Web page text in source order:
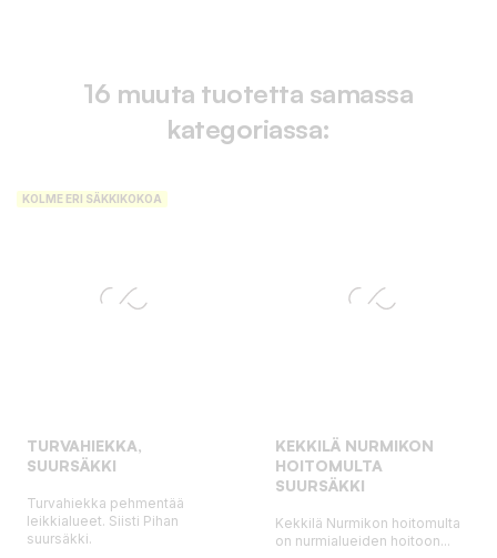
16 muuta tuotetta samassa
kategoriassa:
KOLME ERI SÄKKIKOKOA
TURVAHIEKKA,
SUURSÄKKI
Turvahiekka pehmentää
leikkialueet. Siisti Pihan
suursäkki.
KEKKILÄ NURMIKON
HOITOMULTA
SUURSÄKKI
Kekkilä Nurmikon hoitomulta
on nurmialueiden hoitoon...